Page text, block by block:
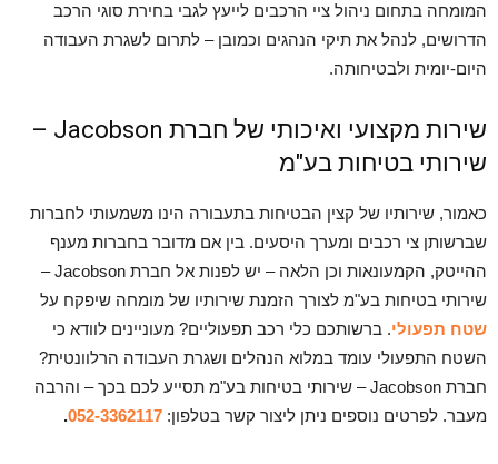
המומחה בתחום ניהול ציי הרכבים לייעץ לגבי בחירת סוגי הרכב
הדרושים, לנהל את תיקי הנהגים וכמובן – לתרום לשגרת העבודה
היום-יומית ולבטיחותה.
שירות מקצועי ואיכותי של חברת Jacobson –
שירותי בטיחות בע"מ
כאמור, שירותיו של קצין הבטיחות בתעבורה הינו משמעותי לחברות
שברשותן צי רכבים ומערך היסעים. בין אם מדובר בחברות מענף
ההייטק, הקמעונאות וכן הלאה – יש לפנות אל חברת Jacobson –
שירותי בטיחות בע"מ לצורך הזמנת שירותיו של מומחה שיפקח על
שטח תפעולי. ברשותכם כלי רכב תפעוליים? מעוניינים לוודא כי
השטח התפעולי עומד במלוא הנהלים ושגרת העבודה הרלוונטית?
חברת Jacobson – שירותי בטיחות בע"מ תסייע לכם בכך – והרבה
מעבר. לפרטים נוספים ניתן ליצור קשר בטלפון: 052-3362117
.